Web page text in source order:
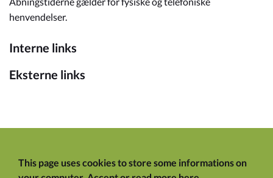
henvendelser.
Interne links
Eksterne links
This page uses cookies to store some informations on